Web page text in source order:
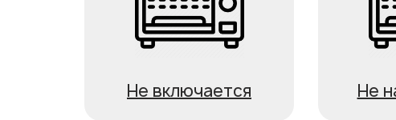
Не включается Не